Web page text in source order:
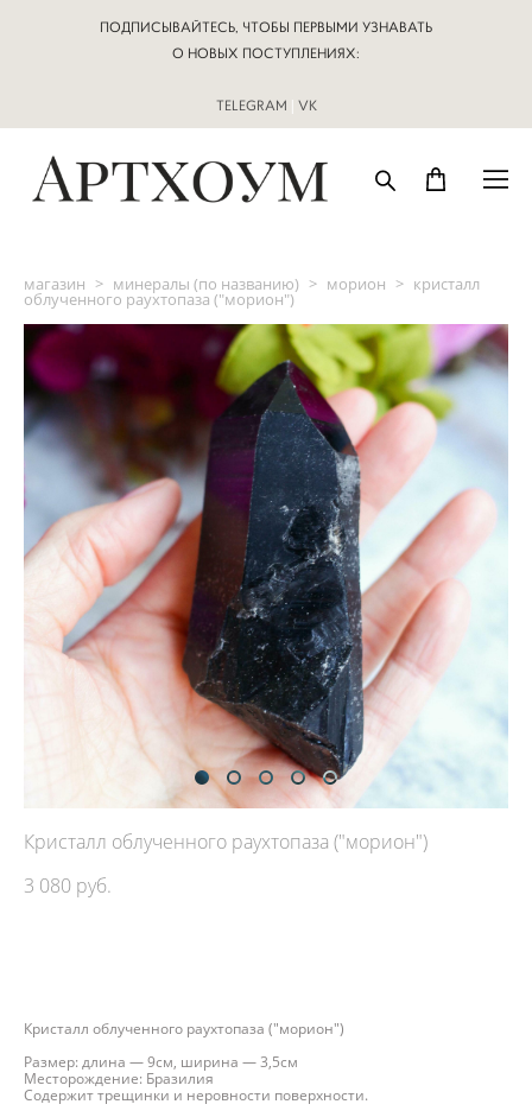
ПОДПИСЫВАЙТЕСЬ, ЧТОБЫ ПЕРВЫМИ УЗНАВАТЬ
О НОВЫХ ПОСТУПЛЕНИЯХ:
TELEGRAM | VK
магазин > минералы (по названию) > морион > кристалл
облученного раухтопаза ("морион")
Кристалл облученного раухтопаза ("морион")
3 080 pуб.
Кристалл облученного раухтопаза ("морион")
Размер: длина — 9см, ширина — 3,5см
Месторождение: Бразилия
Содержит трещинки и неровности поверхности.